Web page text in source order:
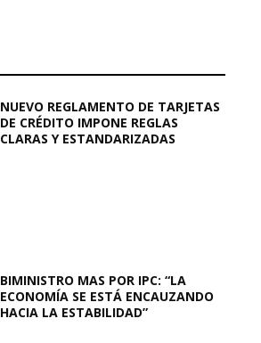
NUEVO REGLAMENTO DE TARJETAS
DE CRÉDITO IMPONE REGLAS
CLARAS Y ESTANDARIZADAS
BIMINISTRO MAS POR IPC: “LA
ECONOMÍA SE ESTÁ ENCAUZANDO
HACIA LA ESTABILIDAD”